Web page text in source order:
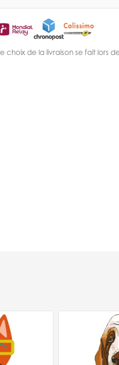
choix de la livraison se fait lors